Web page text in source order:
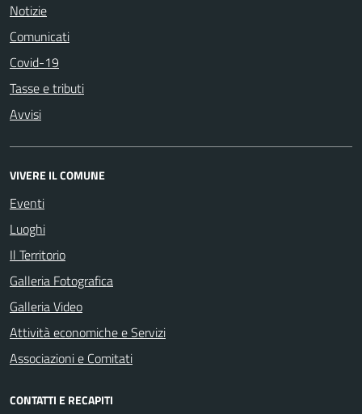
Notizie
Comunicati
Covid-19
Tasse e tributi
Avvisi
VIVERE IL COMUNE
Eventi
Luoghi
Il Territorio
Galleria Fotografica
Galleria Video
Attività economiche e Servizi
Associazioni e Comitati
CONTATTI E RECAPITI